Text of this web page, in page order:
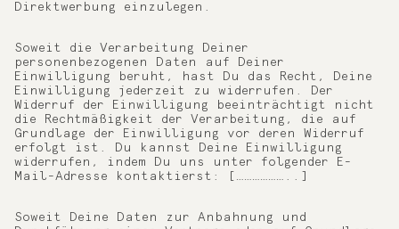
Direktwerbung einzulegen.
Soweit die Verarbeitung Deiner
personenbezogenen Daten auf Deiner
Einwilligung beruht, hast Du das Recht, Deine
Einwilligung jederzeit zu widerrufen. Der
Widerruf der Einwilligung beeinträchtigt nicht
die Rechtmäßigkeit der Verarbeitung, die auf
Grundlage der Einwilligung vor deren Widerruf
erfolgt ist. Du kannst Deine Einwilligung
widerrufen, indem Du uns unter folgender E-
Mail-Adresse kontaktierst: [………………..]
Soweit Deine Daten zur Anbahnung und